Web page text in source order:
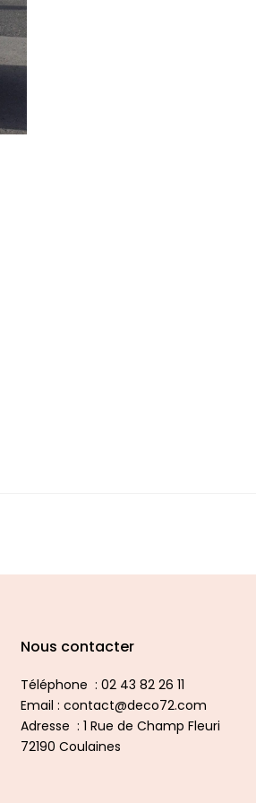
Nous contacter
Téléphone : 02 43 82 26 11
Email : contact@deco72.com
Adresse : 1 Rue de Champ Fleuri
72190 Coulaines